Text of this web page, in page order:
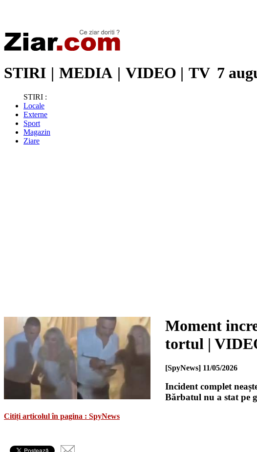
STIRI | MEDIA | VIDEO | TV 7
STIRI :
Locale
Externe
Sport
Magazin
Ziare
Moment
tortul |
[SpyNews] 11/05/2026
Incident complet
Bărbatul nu a stat pe
Citiți articolul în pagina : SpyNews